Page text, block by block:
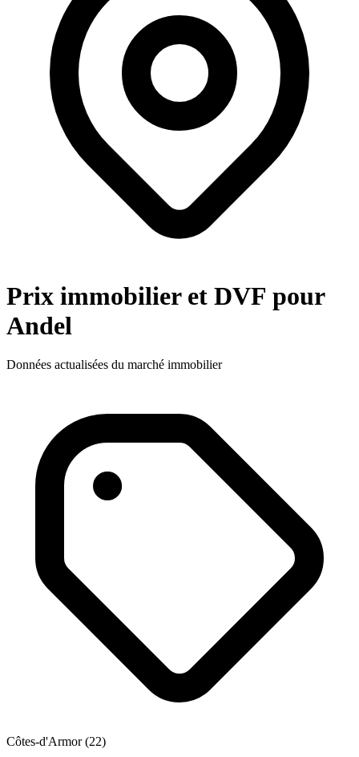
Prix immobilier et DVF pour
Andel
Données actualisées du marché immobilier
Côtes-d'Armor (22)